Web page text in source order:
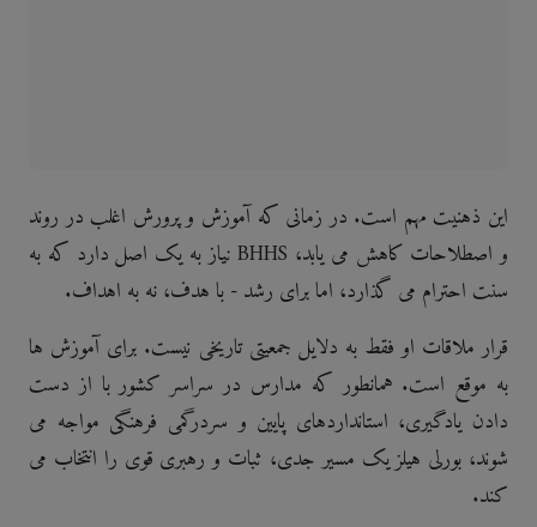
این ذهنیت مهم است. در زمانی که آموزش و پرورش اغلب در روند
و اصطلاحات کاهش می یابد، BHHS نیاز به یک اصل دارد که به
سنت احترام می گذارد، اما برای رشد - با هدف، نه به اهداف.
قرار ملاقات او فقط به دلایل جمعیتی تاریخی نیست. برای آموزش ها
به موقع است. همانطور که مدارس در سراسر کشور با از دست
دادن یادگیری، استانداردهای پایین و سردرگمی فرهنگی مواجه می
شوند، بورلی هیلز یک مسیر جدی، ثبات و رهبری قوی را انتخاب می
کند.